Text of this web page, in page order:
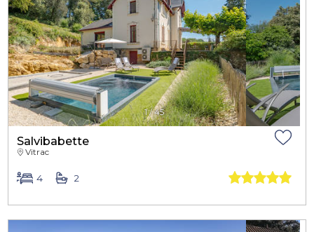
1/45
Salvibabette
Vitrac
4 2